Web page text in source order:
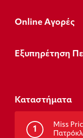
Οnline Αγορές
Εξυπηρέτηση
Καταστήματα
1
Miss